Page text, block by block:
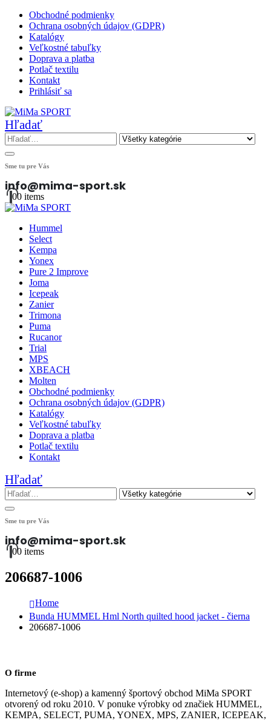
Obchodné podmienky
Ochrana osobných údajov (GDPR)
Katalógy
Veľkostné tabuľky
Doprava a platba
Potlač textilu
Kontakt
Prihlásiť sa
Hľadať
Sme tu pre Vás
info@mima-sport.sk
00 items
Hummel
Select
Kempa
Yonex
Pure 2 Improve
Joma
Icepeak
Zanier
Trimona
Puma
Rucanor
Trial
MPS
XBEACH
Molten
Obchodné podmienky
Ochrana osobných údajov (GDPR)
Katalógy
Veľkostné tabuľky
Doprava a platba
Potlač textilu
Kontakt
Hľadať
Sme tu pre Vás
info@mima-sport.sk
00 items
206687-1006
Home
Bunda HUMMEL Hml North quilted hood jacket - čierna
206687-1006
O firme
Internetový (e-shop) a kamenný športový obchod MiMa SPORT
otvorený od roku 2010. V ponuke výrobky od značiek HUMMEL,
KEMPA, SELECT, PUMA, YONEX, MPS, ZANIER, ICEPEAK,